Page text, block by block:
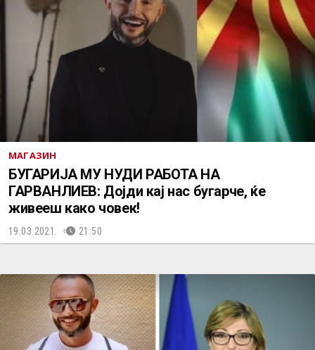
МАГАЗИН
БУГАРИЈА МУ НУДИ РАБОТА НА
ГАРВАНЛИЕВ: Дојди кај нас бугарче, ќе
живееш како човек!
19.03.2021. 21:50